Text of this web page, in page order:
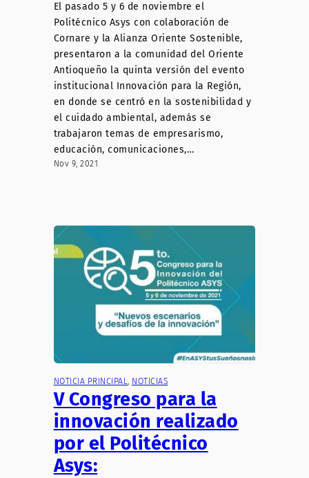
El pasado 5 y 6 de noviembre el
Politécnico Asys con colaboración de
Cornare y la Alianza Oriente Sostenible,
presentaron a la comunidad del Oriente
Antioqueño la quinta versión del evento
institucional Innovación para la Región,
en donde se centró en la sostenibilidad y
el cuidado ambiental, además se
trabajaron temas de empresarismo,
educación, comunicaciones,…
Nov 9, 2021
NOTICIA PRINCIPAL, NOTICIAS
V Congreso para la
innovación realizado
por el Politécnico
Asys: